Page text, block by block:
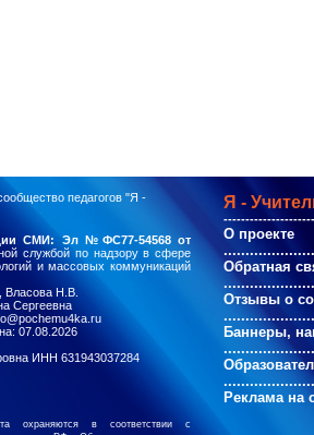
педагогов "Я -
Я -
О проекте
Обратная
Отзывы о
Баннеры,
Реклама на
СМИ: Эл №ФС77-54568 от
службой по надзору в сфере
и массовых коммуникаций
Власова Н.В.
Сергеевна
07.08.2026
ИНН 631943037284
охраняются в соответствии с